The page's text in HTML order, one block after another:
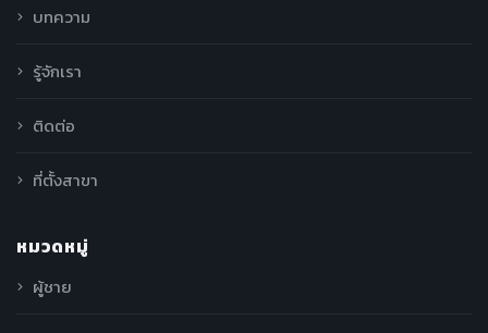
บทความ
รู้จักเรา
ติดต่อ
ที่ตั้งสาขา
หมวดหมู่
ผู้ชาย